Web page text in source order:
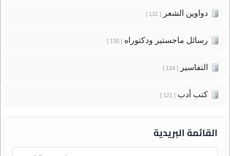
دواوين الشعر[ 131 ]
رسائل ماجستير ودكتوراه[ 130 ]
التفاسير[ 124 ]
كتب أدب[ 121 ]
القائمة البريدية